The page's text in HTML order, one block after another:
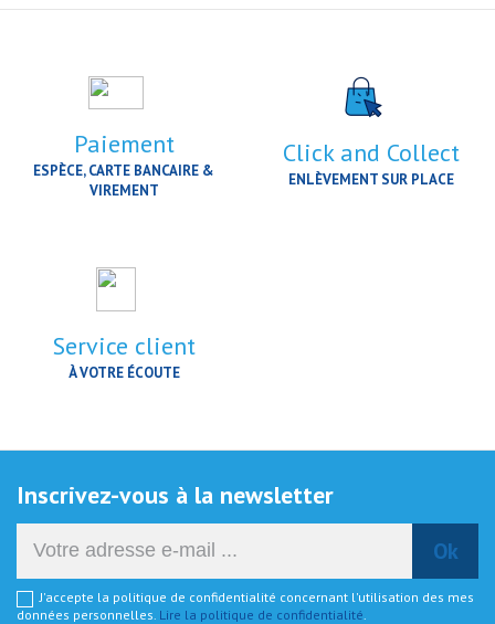
Paiement
ESPÈCE, CARTE BANCAIRE &
VIREMENT
Click and Collect
ENLÈVEMENT SUR PLACE
Service client
À VOTRE ÉCOUTE
Inscrivez-vous à la newsletter
J'accepte la politique de confidentialité concernant l'utilisation des mes
données personnelles. Lire la politique de confidentialité